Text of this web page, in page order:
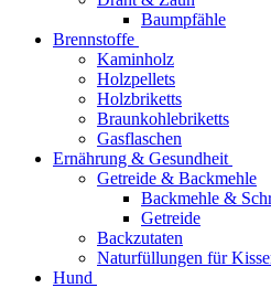
Baumpfähle
Brennstoffe
Kaminholz
Holzpellets
Holzbriketts
Braunkohlebriketts
Gasflaschen
Ernährung & Gesundheit
Getreide & Backmehle
Backmehle &
Getreide
Backzutaten
Naturfüllungen für
Hund